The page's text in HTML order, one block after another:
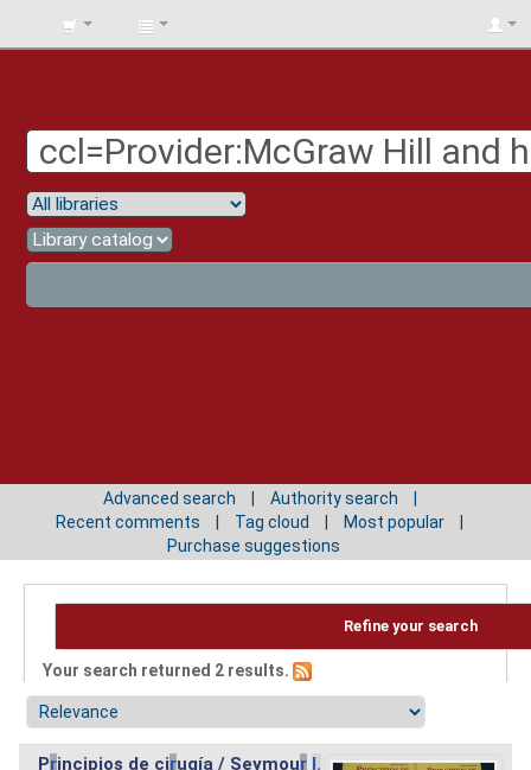
BIBLIOTECA
Advanced search
Authority search
Recent comments
Tag cloud
Most popular
Purchase suggestions
Refine your search
Your search returned 2 results.
Principios de cirugía / Seymour I.